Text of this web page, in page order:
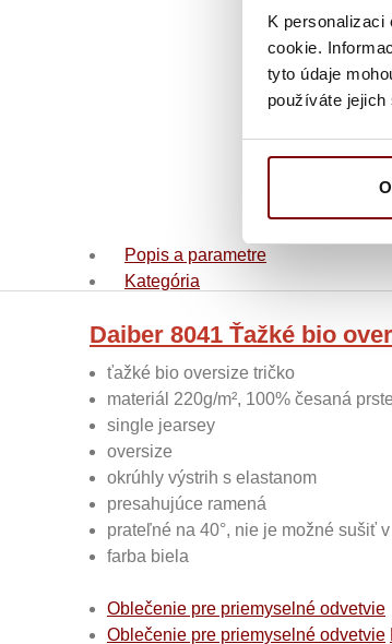
K
cookie.
tyto údaje
používáte jejich
Popis a parametre
Kategória
Daiber 8041 Ťažké bio
ťažké bio oversize tričko
materiál 220g/m², 100% česaná
single jearsey
oversize
okrúhly výstrih s elastanom
presahujúce ramená
prateľné na 40°, nie je možné sušiť
farba biela
Oblečenie pre priemyselné odvetvie
Oblečenie pre priemyselné odvetvie